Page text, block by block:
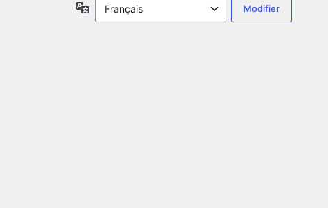
Langue